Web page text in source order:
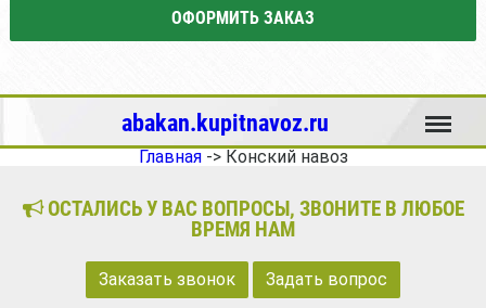
ОФОРМИТЬ ЗАКАЗ
abakan.kupitnavoz.ru Меню
Главная-> Конский навоз
ОСТАЛИСЬ У ВАС ВОПРОСЫ, ЗВОНИТЕ В ЛЮБОЕ
ВРЕМЯ НАМ
Заказать звонок Задать вопрос